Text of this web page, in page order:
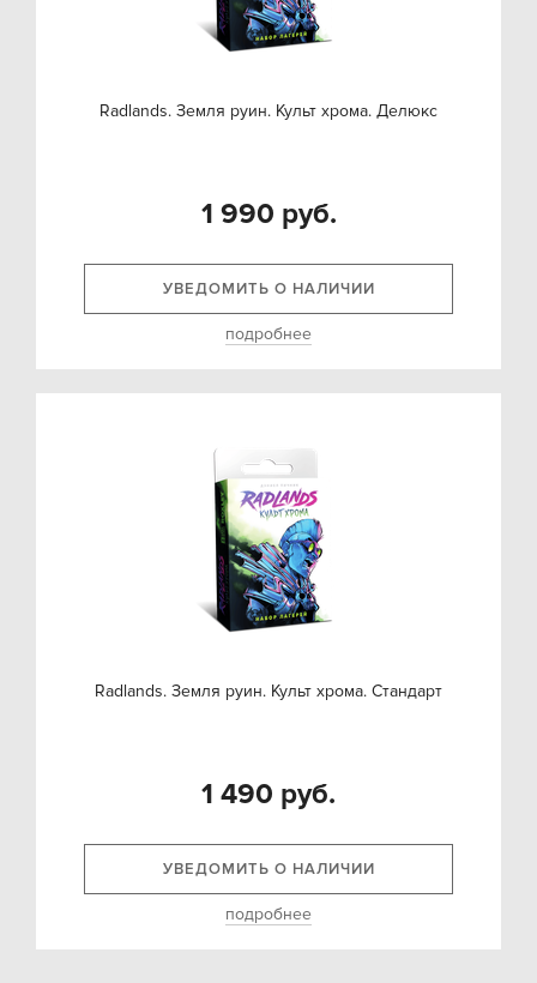
Radlands. Земля руин. Культ хрома. Делюкс
1 990 руб.
УВЕДОМИТЬ О НАЛИЧИИ
подробнее
Radlands. Земля руин. Культ хрома. Стандарт
1 490 руб.
УВЕДОМИТЬ О НАЛИЧИИ
подробнее